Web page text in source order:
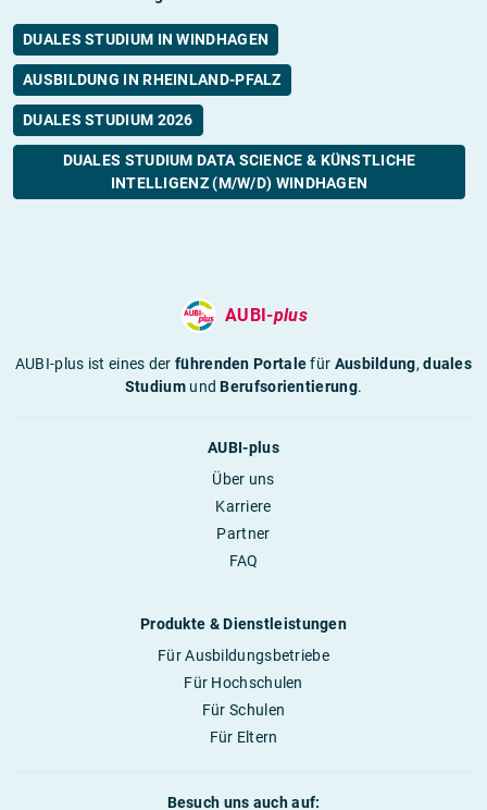
DUALES STUDIUM IN WINDHAGEN
AUSBILDUNG IN RHEINLAND-PFALZ
DUALES STUDIUM 2026
DUALES STUDIUM DATA SCIENCE & KÜNSTLICHE
INTELLIGENZ (M/W/D) WINDHAGEN
AUBI-plus
AUBI-plus ist eines derführenden Portalefür Ausbildung,duales
StudiumundBerufsorientierung.
AUBI-plus
Über uns
Karriere
Partner
FAQ
Produkte & Dienstleistungen
Für Ausbildungsbetriebe
Für Hochschulen
Für Schulen
Für Eltern
Besuch uns auch auf: